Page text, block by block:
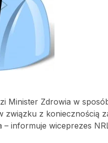
Minister Zdrowia w
związku z koniecznością
informuje wiceprezes